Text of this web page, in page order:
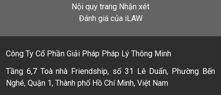
Nội quy trang Nhận xét
Đánh giá của iLAW
Công Ty Cổ Phần Giải Pháp Pháp Lý Thông Minh
Tầng 6,7 Toà nhà Friendship, số 31 Lê Duẩn, Phường Bến
Nghé, Quận 1, Thành phố Hồ Chí Minh, Việt Nam